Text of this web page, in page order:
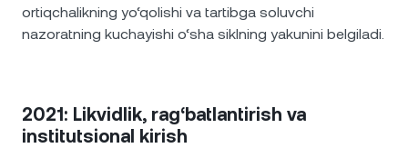
ortiqchalikning yo‘qolishi va tartibga soluvchi
nazoratning kuchayishi o‘sha siklning yakunini belgiladi.
2021: Likvidlik, rag‘batlantirish va
institutsional kirish